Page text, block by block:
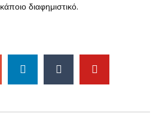
διαφημιστικό.